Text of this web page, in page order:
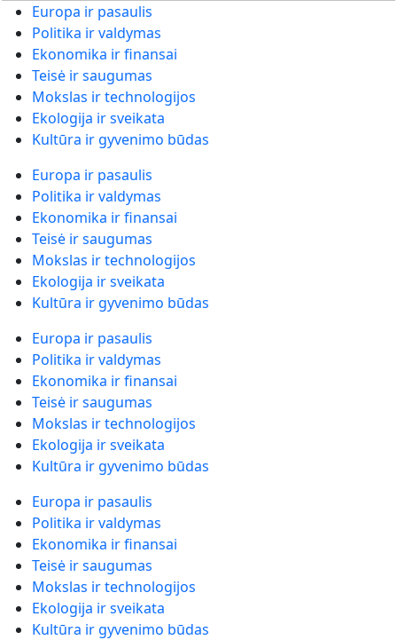
Europa ir pasaulis
Politika ir valdymas
Ekonomika ir finansai
Teisė ir saugumas
Mokslas ir technologijos
Ekologija ir sveikata
Kultūra ir gyvenimo būdas
Europa ir pasaulis
Politika ir valdymas
Ekonomika ir finansai
Teisė ir saugumas
Mokslas ir technologijos
Ekologija ir sveikata
Kultūra ir gyvenimo būdas
Europa ir pasaulis
Politika ir valdymas
Ekonomika ir finansai
Teisė ir saugumas
Mokslas ir technologijos
Ekologija ir sveikata
Kultūra ir gyvenimo būdas
Europa ir pasaulis
Politika ir valdymas
Ekonomika ir finansai
Teisė ir saugumas
Mokslas ir technologijos
Ekologija ir sveikata
Kultūra ir gyvenimo būdas